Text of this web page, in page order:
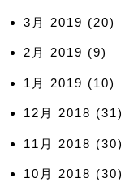
3月 2019 (20)
2月 2019 (9)
1月 2019 (10)
12月 2018 (31)
11月 2018 (30)
10月 2018 (30)